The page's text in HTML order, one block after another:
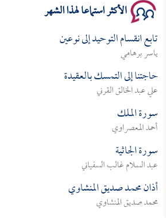
الأكثر استماعا لهذا الشهر
تابع انقسام التوحيد إلى نوعين
ياسر برهامي
حاجتنا إلى التمسك بالعقيدة
علي عبد الخالق القرني
سورة الملك
أحمد المعصراوي
سورة الجاثية
عبد السلام غالب السفياني
أذان محمد صديق المنشاوي
محمد صديق المنشاوي